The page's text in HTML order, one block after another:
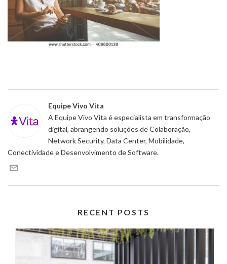
Equipe Vivo Vita
A Equipe Vivo Vita é especialista em transformação
digital, abrangendo soluções de Colaboração,
Network Security, Data Center, Mobilidade,
Conectividade e Desenvolvimento de Software.
RECENT POSTS